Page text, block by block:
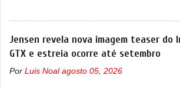
marca divulgou algumas
informações sobre o sedã,
lançamento ainda neste ano
termos de design, o Formula
basicamente as mesmas
apresentou as primeiras
novo superesportivo que
consumidores. Trata-se do
superesportivo que terá
tiveram, como o Porsche
Jensen revela nova imagem teaser do
GTX e estreia ocorre até setembro
Por Luis Noal agosto 05, 2026